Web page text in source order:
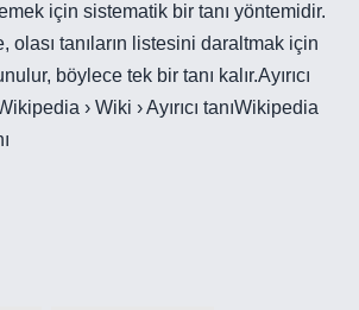
için sistematik bir tanı yöntemidir.
olası tanıların listesini daraltmak için
böylece tek bir tanı kalır.Ayırıcı
› Wiki › Ayırıcı tanıWikipedia